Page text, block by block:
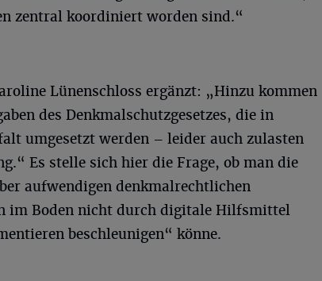
zentral koordiniert worden sind.“
Lünenschloss ergänzt: „Hinzu kommen
des Denkmalschutzgesetzes, die in
umgesetzt werden – leider auch zulasten
Es stelle sich hier die Frage, ob man die
aufwendigen denkmalrechtlichen
im Boden nicht durch digitale Hilfsmittel
beschleunigen“ könne.